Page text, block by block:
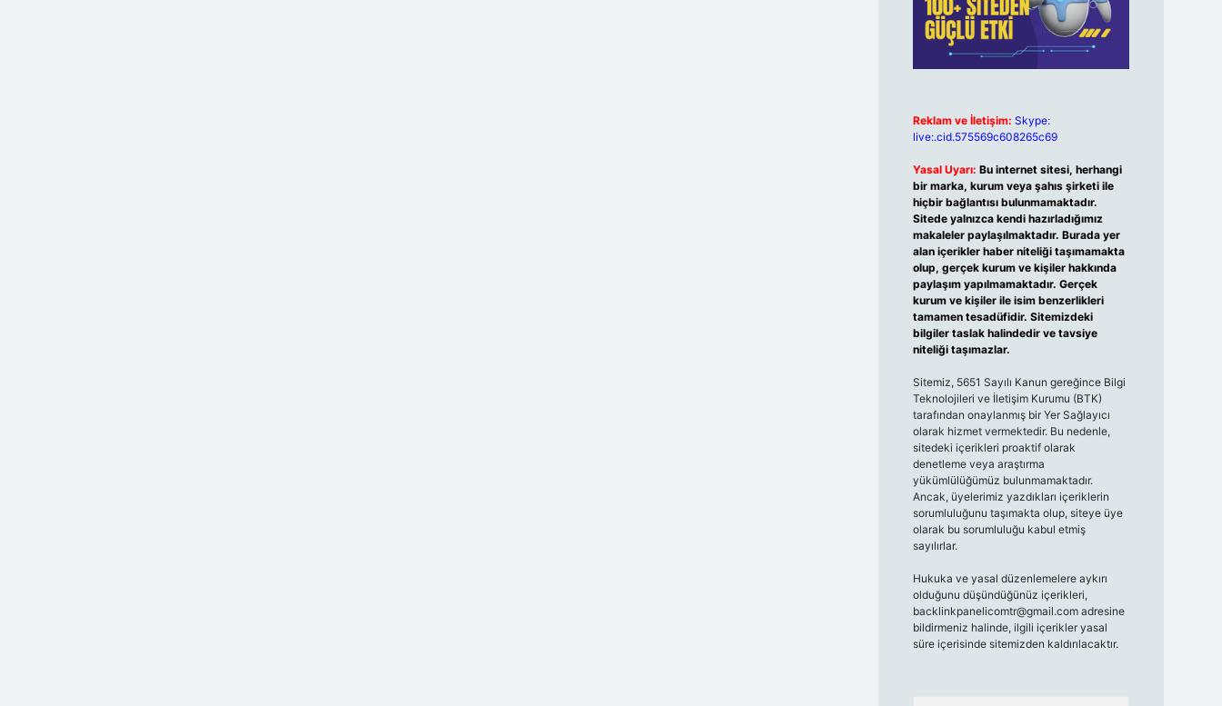
Reklam ve İletişim: Skype:
live:.cid.575569c608265c69
Yasal Uyarı: Bu internet sitesi, herhangi
bir marka, kurum veya şahıs şirketi ile
hiçbir bağlantısı bulunmamaktadır.
Sitede yalnızca kendi hazırladığımız
makaleler paylaşılmaktadır. Burada yer
alan içerikler haber niteliği taşımamakta
olup, gerçek kurum ve kişiler hakkında
paylaşım yapılmamaktadır. Gerçek
kurum ve kişiler ile isim benzerlikleri
tamamen tesadüfidir. Sitemizdeki
bilgiler taslak halindedir ve tavsiye
niteliği taşımazlar.
Sitemiz, 5651 Sayılı Kanun gereğince Bilgi
Teknolojileri ve İletişim Kurumu (BTK)
tarafından onaylanmış bir Yer Sağlayıcı
olarak hizmet vermektedir. Bu nedenle,
sitedeki içerikleri proaktif olarak
denetleme veya araştırma
yükümlülüğümüz bulunmamaktadır.
Ancak, üyelerimiz yazdıkları içeriklerin
sorumluluğunu taşımakta olup, siteye üye
olarak bu sorumluluğu kabul etmiş
sayılırlar.
Hukuka ve yasal düzenlemelere aykırı
olduğunu düşündüğünüz içerikleri,
backlinkpanelicomtr@gmail.comadresine
bildirmeniz halinde, ilgili içerikler yasal
süre içerisinde sitemizden kaldırılacaktır.